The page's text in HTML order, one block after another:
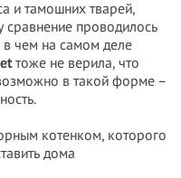
и тамошних тварей,
проводилось
в чем на самом деле
тоже не верила, что
в такой форме –
котенком, которого
дома